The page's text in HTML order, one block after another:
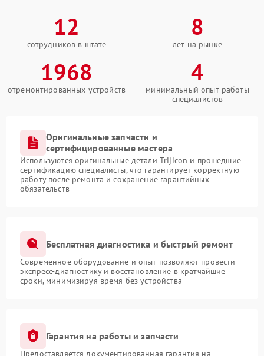
12
сотрудников в штате
8
лет на рынке
1968
отремонтированных устройств
4
минимальный опыт работы
специалистов
Оригинальные запчасти и
сертифицированные мастера
Используются оригинальные детали Trijicon и прошедшие
сертификацию специалисты, что гарантирует корректную
работу после ремонта и сохранение гарантийных
обязательств
Бесплатная диагностика и быстрый ремонт
Современное оборудование и опыт позволяют провести
экспресс-диагностику и восстановление в кратчайшие
сроки, минимизируя время без устройства
Гарантия на работы и запчасти
Предоставляется документированная гарантия на